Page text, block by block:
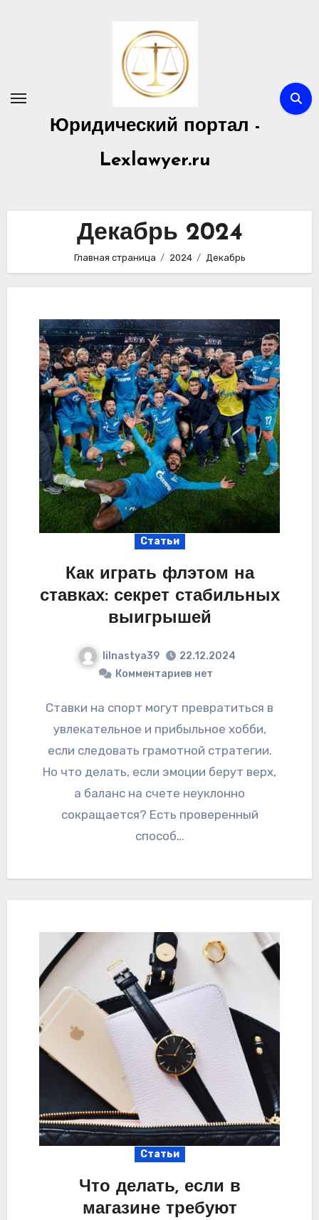
Юридический портал -
Lexlawyer.ru
Декабрь 2024
Главная страница 2024 Декабрь
Статьи
Как играть флэтом на
ставках: секрет стабильных
выигрышей
lilnastya39
22.12.2024
Комментариев нет
Ставки на спорт могут превратиться в
увлекательное и прибыльное хобби,
если следовать грамотной стратегии.
Но что делать, если эмоции берут верх,
а баланс на счете неуклонно
сокращается? Есть проверенный
способ…
Статьи
Что делать, если в
магазине требуют